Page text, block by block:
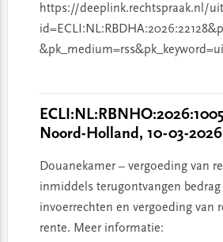
https://deeplink.rechtspraak.nl/
Noord-Holland, 10-03-
Douanekamer – vergoeding van
inmiddels terugontvangen bedrag
invoerrechten en vergoeding van
rente. Meer informatie: